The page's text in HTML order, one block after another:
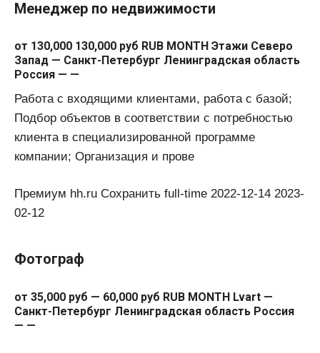
Менеджер по недвижимости
от 130,000 130,000 руб RUB MONTH Этажи Северо
Запад — Санкт-Петербург Ленинградская область
Россия — —
Работа с входящими клиентами, работа с базой;
Подбор объектов в соответствии с потребностью
клиента в специализированной программе
компании; Организация и прове
Премиум hh.ru Сохранить full-time 2022-12-14 2023-
02-12
Фотограф
от 35,000 руб — 60,000 руб RUB MONTH Lvart —
Санкт-Петербург Ленинградская область Россия
— —